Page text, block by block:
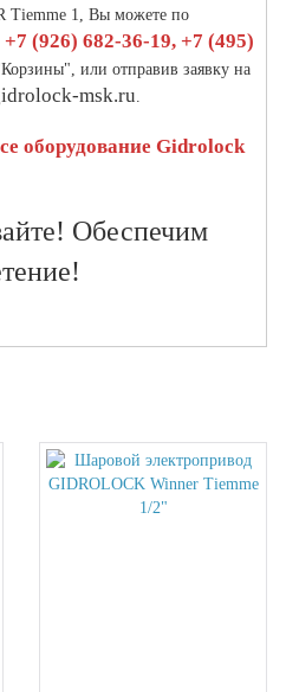
Tiemme 1, Вы можете по
+7 (926) 682-36-19, +7 (495)
или отправив заявку на
msk.ru.
оборудование Gidrolock
Обеспечим